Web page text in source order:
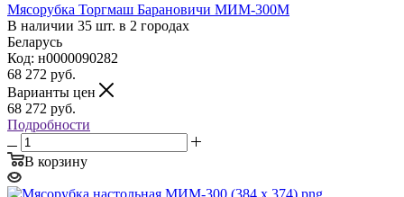
Мясорубка Торгмаш Барановичи МИМ-300М
В наличии 35 шт. в 2 городах
Беларусь
Код: н0000090282
68 272 руб.
Варианты цен
68 272 руб.
Подробности
В корзину